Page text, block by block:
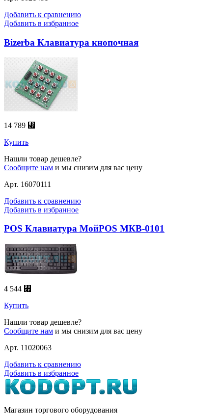
Добавить к сравнению
Добавить в избранное
Bizerba Клавиатура кнопочная
14 789 ⃏
Купить
Нашли товар дешевле?
Сообщите нам и мы снизим для вас цену
Арт. 16070111
Добавить к сравнению
Добавить в избранное
POS Клавиатура МойPOS МКВ-0101
4 544 ⃏
Купить
Нашли товар дешевле?
Сообщите нам и мы снизим для вас цену
Арт. 11020063
Добавить к сравнению
Добавить в избранное
Магазин торгового оборудования